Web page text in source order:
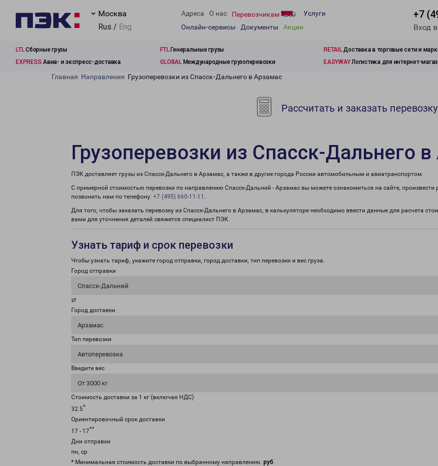
Москва
Rus / Eng
Адреса О нас Перевозчикам
Услуги
Онлайн-сервисы
Документы Акции
+7
Вход
LTLСборные грузы FTLГенеральные грузы RETAILДоставка в торговые сети и
EXPRESS Авиа- и экспресс-доставка GLOBALМеждународные грузоперевозки EASYWAYЛогистика для интернет-
Главная Направления Грузоперевозки из Спасск-Дальнего в Арзамас
Рассчитать и заказать перевозку
Грузоперевозки из Спасск-Дальнего
ПЭК доставляет грузы из Спасск-Дальнего в Арзамас, а также в другие города России автомобильным и авиатранспортом.
С примерной стоимостью перевозки по направлению Спасск-Дальний - Арзамас вы можете ознакомиться на сайте,
позвонить нам по телефону: +7 (495) 660-11-11 .
Для того, чтобы заказать перевозку из Спасск-Дальнего в Арзамас, в калькуляторе необходимо ввести данные для расчета
вами для уточнения деталей свяжется специалист ПЭК.
Узнать тариф и срок перевозки
Чтобы узнать тариф, укажите город отправки, город доставки, тип перевозки и вес груза.
Город отправки
Спасск-Дальний
⇄
Город доставки
Арзамас
Тип перевозки
Автоперевозка
Введите вес
От 3000 кг
Стоимость доставки за 1 кг (включая НДС)
32.5*
Ориентировочный срок доставки
17 - 17**
Дни отправки
пн, ср
* Минимальная стоимость доставки по выбранному направлению: руб.